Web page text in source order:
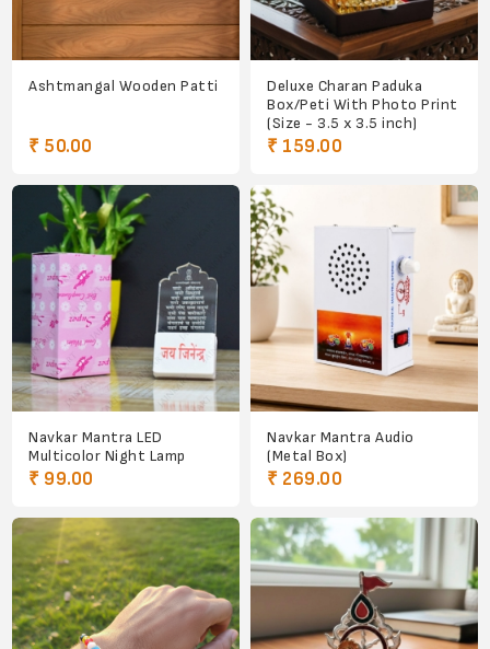
Ashtmangal Wooden Patti
₹ 50.00
Deluxe Charan Paduka
Box/Peti With Photo Print
(Size - 3.5 x 3.5 inch)
₹ 159.00
Navkar Mantra LED
Multicolor Night Lamp
₹ 99.00
Navkar Mantra Audio
(Metal Box)
₹ 269.00